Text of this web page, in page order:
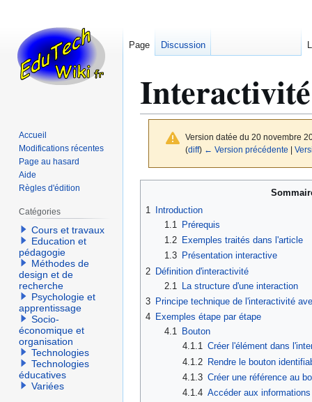
Version datée du 20 novembre
(diff) ← Version précédente
1
Introduction
1.1
Prérequis
1.2
Exemples traités dans l'article
1.3
Présentation interactive
2 Définition d'interactivité
2.1
La structure d'une interaction
3 Principe technique de l'interactivité
4 Exemples étape par étape
4.1
Bouton
4.1.1 Créer l'élément dans
4.1.2 Rendre le bouton
4.1.3 Créer une référence au
4.1.4 Accéder aux
Page Discussion
Accueil
Modifications récentes
Page au hasard
Aide
Règles d'édition
Catégories
Cours et travaux
Education et
pédagogie
Méthodes de
design et de
recherche
Psychologie et
apprentissage
Socio-
économique et
organisation
Technologies
Technologies
éducatives
Variées